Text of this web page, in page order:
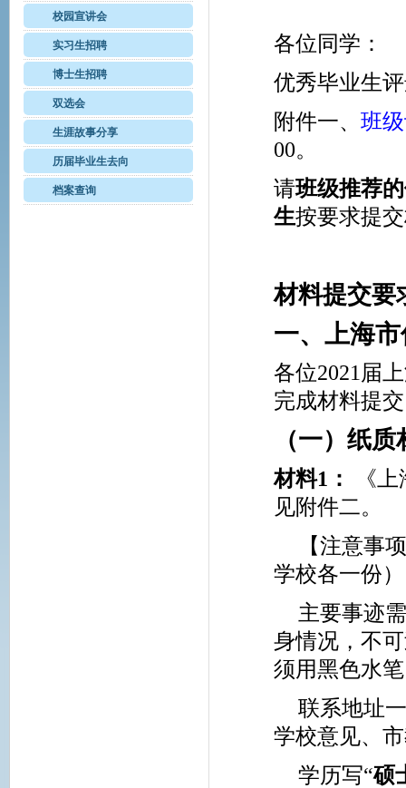
校园宣讲会
实习生招聘
博士生招聘
双选会
生涯故事分享
历届毕业生去向
档案查询
各位同学：
优秀毕业生
附件一、班
00。
请班级推荐
生按要求提
材料提交要
一、上海
各位2021 届
完成材料提
（一）纸质
材料1 ：
《
见附件二。
【注意事
学校各一份）
主要事迹
身情况，不
须用黑色水
联系地址
学校意见、
学历写“硕